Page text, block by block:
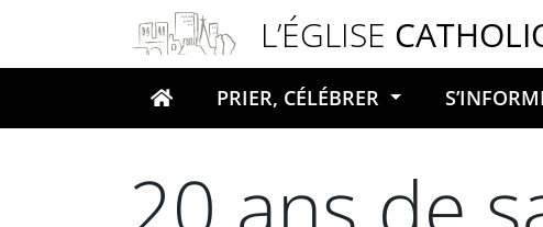
L’ÉGLISE
Votre recherche
PRIER, CÉLÉBRER
Panneau de gestion des cookies